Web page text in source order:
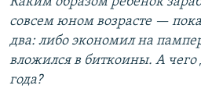
совсем юном возрасте —
два: либо экономил на
вложился в биткоины. А чего
года?